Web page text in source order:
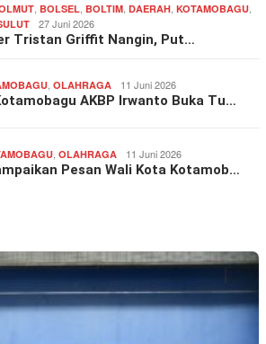
BOLSEL BOLTIM DAERAH KOTAMOBAGU
27 Juni 2026
Tristan Griffit Nangin, Put…
OLAHRAGA 11 Juni 2026
AKBP Irwanto Buka Tu…
OLAHRAGA 11 Juni 2026
Pesan Wali Kota Kotamob…